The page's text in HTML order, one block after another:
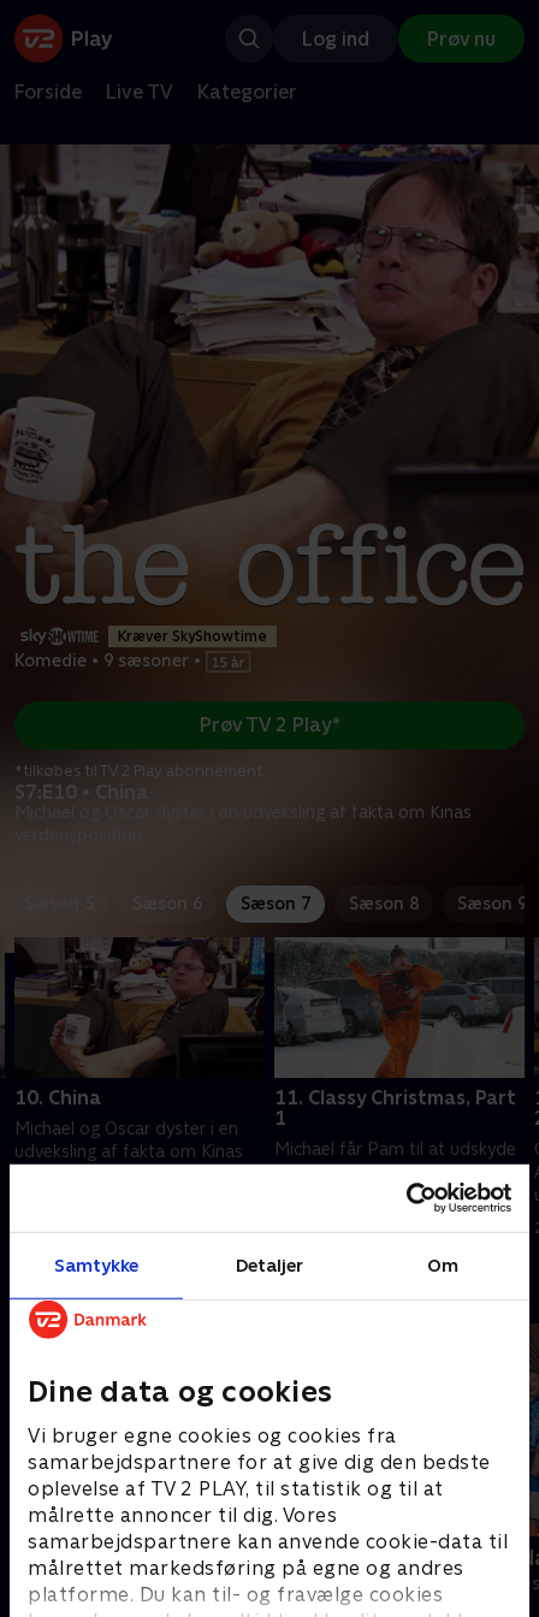
Samtykke Detaljer Om
Dine data og cookies
Vi bruger egne cookies og cookies fra
samarbejdspartnere for at give dig den bedste
oplevelse af TV 2 PLAY, til statistik og til at
målrette annoncer til dig. Vores
samarbejdspartnere kan anvende cookie-data til
målrettet markedsføring på egne og andres
platforme. Du kan til- og fravælge cookies
Log ind Prøv nu
Forside Live TV Kategorier
Kræver SkyShowtime
Komedie • 9 sæsoner •
S7:E10 • China
Michael og Oscar dyster i en udveksling af fakta om Kinas
Prøv TV 2 Play*
*tilkøbes til TV 2 Play abonnement
Sæson 6 Sæson 7 Sæson 8 Sæson 9
10. China
Michael og Oscar dyster i en
udveksling af fakta om Kinas
11. Classy Christmas, Part
1
Michael får Pam til at udskyde
sneboldekamp eskalerer.
Andre så også
Anstalten
Komedie • 1 sæsoner
Robssons
Komedie • 1